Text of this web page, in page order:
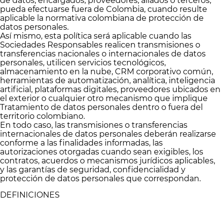
pueda efectuarse fuera de Colombia, cuando resulte
aplicable la normativa colombiana de protección de
datos personales.
Así mismo, esta política será aplicable cuando las
Sociedades Responsables realicen transmisiones o
transferencias nacionales o internacionales de datos
personales, utilicen servicios tecnológicos,
almacenamiento en la nube, CRM corporativo común,
herramientas de automatización, analítica, inteligencia
artificial, plataformas digitales, proveedores ubicados en
el exterior o cualquier otro mecanismo que implique
Tratamiento de datos personales dentro o fuera del
territorio colombiano.
En todo caso, las transmisiones o transferencias
internacionales de datos personales deberán realizarse
conforme a las finalidades informadas, las
autorizaciones otorgadas cuando sean exigibles, los
contratos, acuerdos o mecanismos jurídicos aplicables,
y las garantías de seguridad, confidencialidad y
protección de datos personales que correspondan.
DEFINICIONES